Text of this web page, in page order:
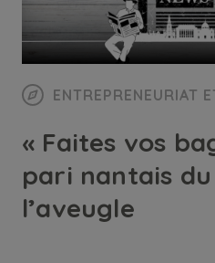
ENTREPRENEURIAT
« Faites vos
pari nantais
l’aveugle